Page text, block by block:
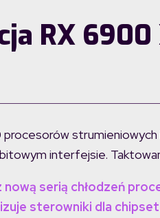
RX 6900
procesorów
interfejsie.
nową serią chłodzeń
sterowniki dla